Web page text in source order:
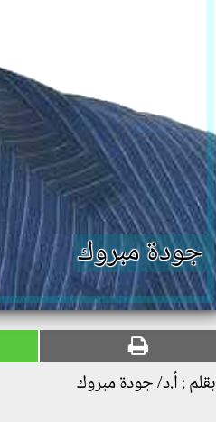
جودة مبروك
بقلم : أ.د/ جودة مبروك